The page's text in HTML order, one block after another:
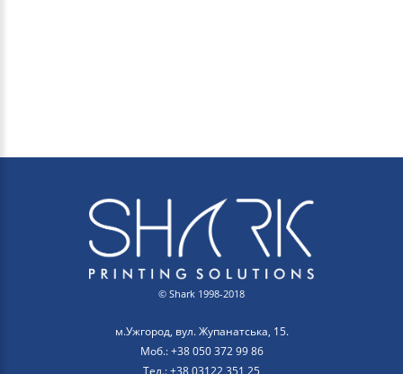
© Shark 1998-2018
м.Ужгород, вул. Жупанатська, 15.
Моб.: +38 050 372 99 86